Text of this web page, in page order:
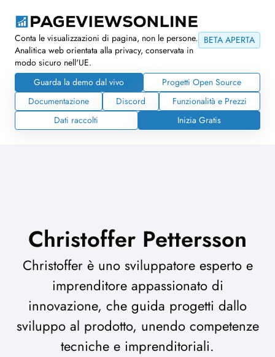
BETA APERTA
Conta le visualizzazioni di pagina, non le persone.
Analitica web orientata alla privacy, conservata in
modo sicuro nell'UE.
Guarda la demo dal vivo
Progetti Open Source
Documentazione
Discord
Funzionalità e Prezzi
Dati raccolti
Inizia Gratis
Christoffer Pettersson
Christoffer è uno sviluppatore esperto e
imprenditore appassionato di
innovazione, che guida progetti dallo
sviluppo al prodotto, unendo competenze
tecniche e imprenditoriali.